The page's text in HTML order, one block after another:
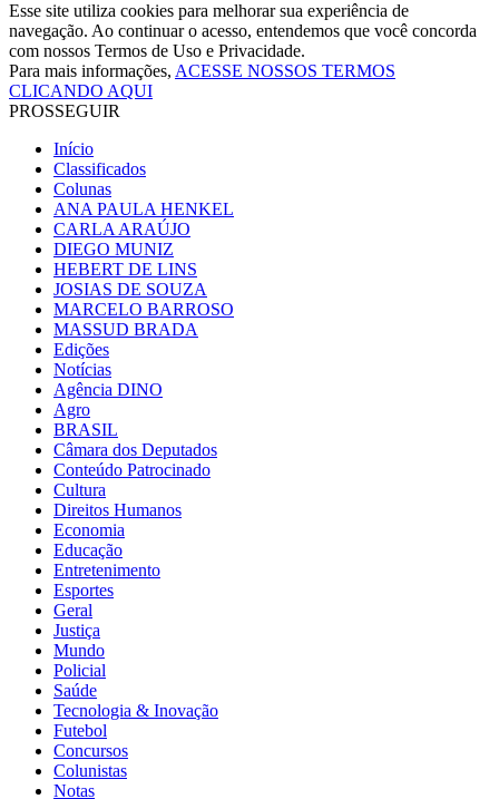
Esse site utiliza cookies para melhorar sua experiência de
navegação. Ao continuar o acesso, entendemos que você concorda
com nossos Termos de Uso e Privacidade.
Para mais informações, ACESSE NOSSOS TERMOS
CLICANDO AQUI
PROSSEGUIR
Início
Classificados
Colunas
ANA PAULA HENKEL
CARLA ARAÚJO
DIEGO MUNIZ
HEBERT DE LINS
JOSIAS DE SOUZA
MARCELO BARROSO
MASSUD BRADA
Edições
Notícias
Agência DINO
Agro
BRASIL
Câmara dos Deputados
Conteúdo Patrocinado
Cultura
Direitos Humanos
Economia
Educação
Entretenimento
Esportes
Geral
Justiça
Mundo
Policial
Saúde
Tecnologia & Inovação
Futebol
Concursos
Colunistas
Notas